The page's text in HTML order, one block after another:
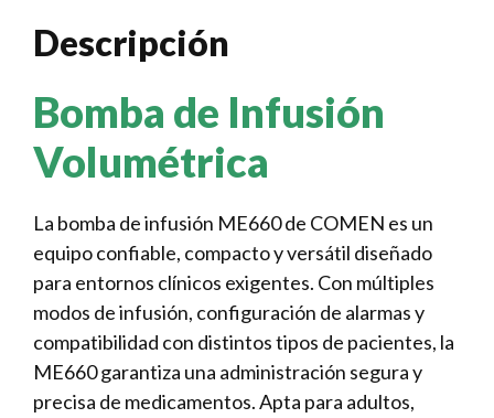
Descripción
Bomba de Infusión
Volumétrica
La bomba de infusión ME660 de COMEN es un
equipo confiable, compacto y versátil diseñado
para entornos clínicos exigentes. Con múltiples
modos de infusión, configuración de alarmas y
compatibilidad con distintos tipos de pacientes, la
ME660 garantiza una administración segura y
precisa de medicamentos. Apta para adultos,